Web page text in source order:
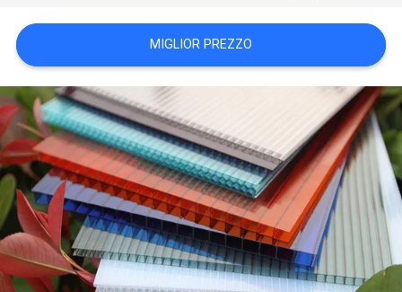
MAPPA
DEL
SITO
PRIVACY
POLICY
MIGLIOR PREZZO